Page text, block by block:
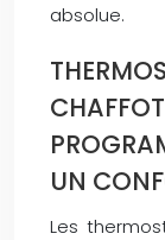
absolue.
UN
Les